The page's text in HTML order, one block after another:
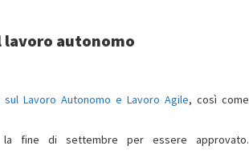
lavoro autonomo
Lavoro Autonomo e Lavoro Agile, così come
fine di settembre per essere approvato.